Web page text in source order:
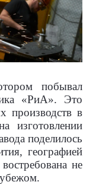
побывал
«РиА». Это
производств в
изготовлении
поделилось
географией
не